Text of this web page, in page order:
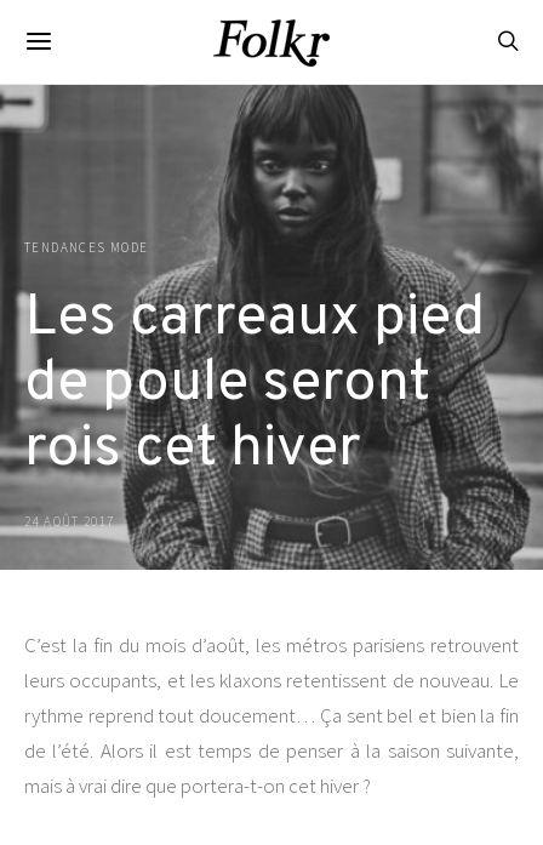
TENDANCES MODE
Les carreaux pied
de poule seront
rois cet hiver
24 AOÛT 2017
C’est la fin du mois d’août, les métros parisiens retrouvent
leurs occupants, et les klaxons retentissent de nouveau. Le
rythme reprend tout doucement… Ça sent bel et bien la fin
de l’été. Alors il est temps de penser à la saison suivante,
mais à vrai dire que portera-t-on cet hiver ?